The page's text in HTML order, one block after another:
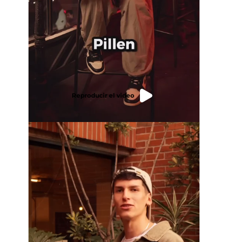
Reproducir el video